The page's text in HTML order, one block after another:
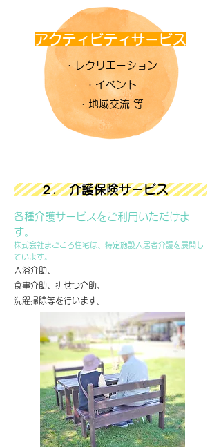
・レクリエーション
・イベント
・地域交流 等
アクティビティサービス
２. 介護保険サービス
各種介護サービスをご利用いただけま
す。
株式会社まごころ住宅は、特定施設入居者介護を展開し
ています。
入浴介助、
食事介助、排せつ介助、
洗濯掃除等を行います。